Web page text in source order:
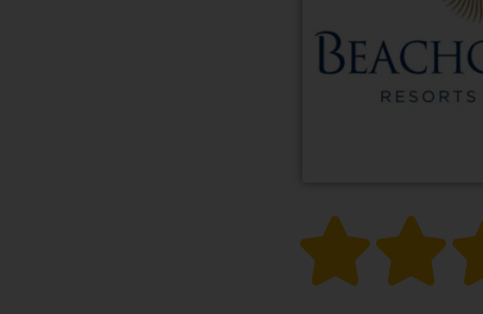
